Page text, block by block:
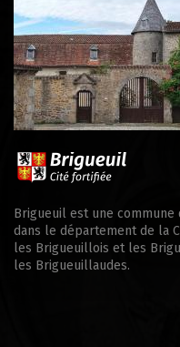
Brigueuil est une commune
dans le département de la
les Brigueuillois et les
les Brigueuillaudes.